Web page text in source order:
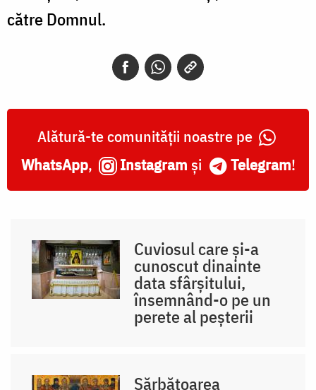
către Domnul.
Alătură-te comunității noastre pe
WhatsApp, Instagram și Telegram!
Cuviosul care și-a
cunoscut dinainte
data sfârșitului,
însemnând-o pe un
perete al peșterii
Sărbătoarea